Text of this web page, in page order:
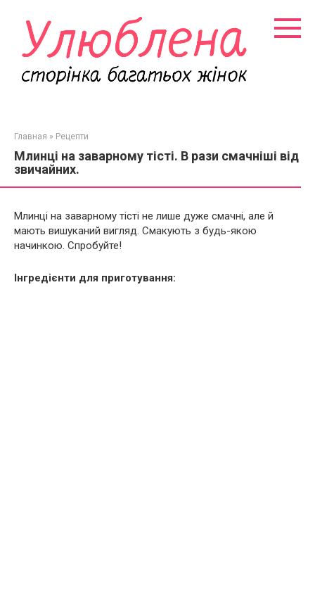
контенту
Главная » Рецепти
Млинці на заварному тісті. В рази смачніші від
звичайних.
Млинці на заварному тісті не лише дуже смачні, але й
мають вишуканий вигляд. Смакують з будь-якою
начинкою. Спробуйте!
Інгредієнти для приготування: